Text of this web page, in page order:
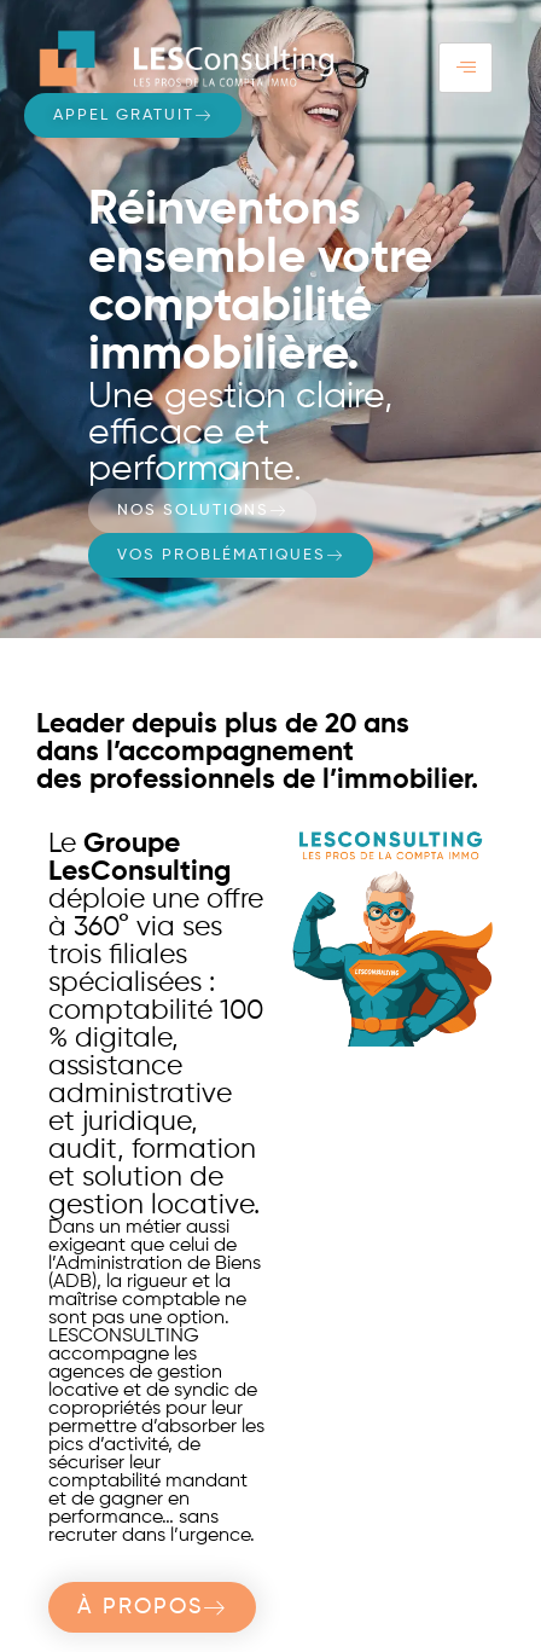
APPEL GRATUIT
Réinventons
ensemble votre
comptabilité
immobilière.
Une gestion claire,
efficace et
performante.
NOS SOLUTIONS
VOS PROBLÉMATIQUES
Leader depuis plus de 20 ans
dans l’accompagnement
des professionnels de l’immobilier.
Le Groupe
LesConsulting
déploie une offre
à 360° via ses
trois filiales
spécialisées :
comptabilité 100
% digitale,
assistance
administrative
et juridique,
audit, formation
et solution de
gestion locative.
Dans un métier aussi
exigeant que celui de
l’Administration de Biens
(ADB), la rigueur et la
maîtrise comptable ne
sont pas une option.
LESCONSULTING
accompagne les
agences de gestion
locative et de syndic de
copropriétés pour leur
permettre d’absorber les
pics d’activité, de
sécuriser leur
comptabilité mandant
et de gagner en
performance… sans
recruter dans l’urgence.
À PROPOS